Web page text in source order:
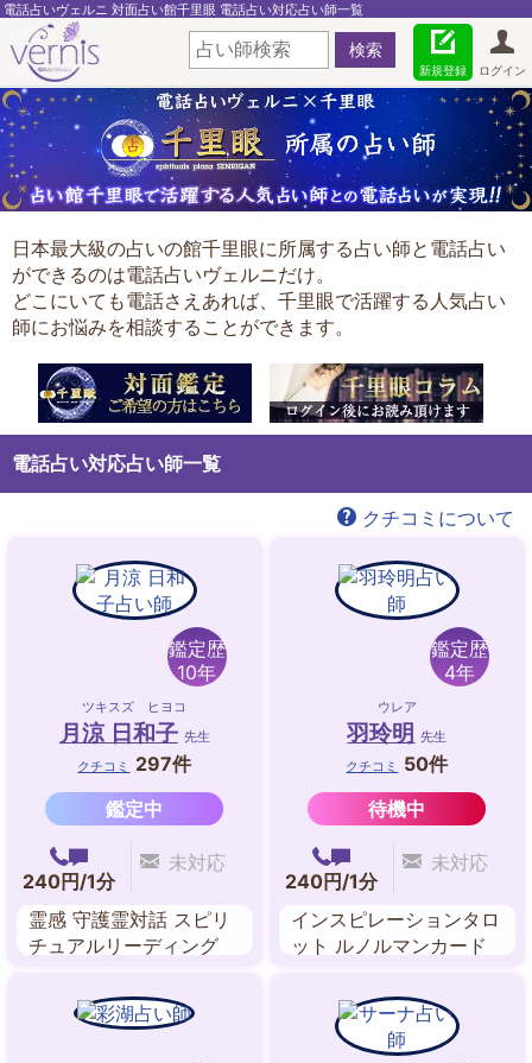
電話占いヴェルニ 対面占い館千里眼 電話占い対応占い師一覧
ログイン
新規登録
日本最大級の占いの館千里眼に所属する占い師と電話占い
ができるのは電話占いヴェルニだけ。
どこにいても電話さえあれば、千里眼で活躍する人気占い
師にお悩みを相談することができます。
電話占い対応占い師一覧
クチコミについて
鑑定歴
10年
ツキスズ ヒヨコ
月涼 日和子 先生
クチコミ
297件
鑑定中
240円/1分
未対応
霊感 守護霊対話 スピリ
チュアルリーディング
人交信 チャネリングカ
ード インナーチャイル
鑑定歴
4年
ウレア
羽玲明 先生
クチコミ
50件
待機中
240円/1分
未対応
インスピレーションタロ
ット ルノルマンカード